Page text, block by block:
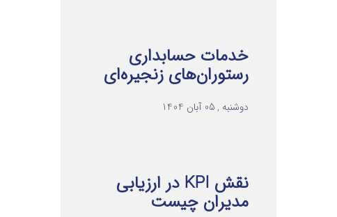
خدمات حسابداری
رستوران‌های زنجیره‌ای
دوشنبه , 05 آبان 1404
نقش KPI در ارزیابی
مدیران چیست